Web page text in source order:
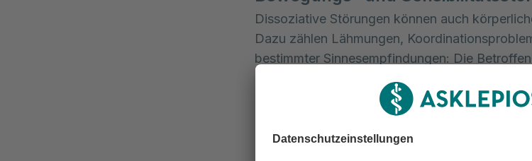
Dissoziative Störungen können auch
Dazu zählen Lähmungen,
bestimmter Sinnesempfindungen: Die
neurologischen Erkrankungen, haben jedoch
Krampfanfälle